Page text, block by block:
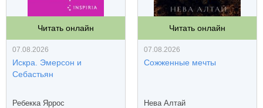
Читать онлайн
07.08.2026
Искра. Эмерсон и
Себастьян
Ребекка Яррос
Читать онлайн
07.08.2026
Сожженные мечты
Нева Алтай